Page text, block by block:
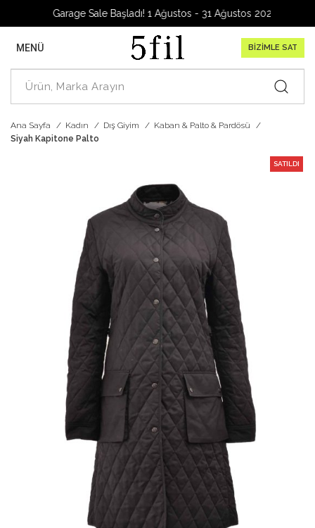
Garage Sale Başladı! 1 Ağustos - 31 Ağustos 2026
MENÜ BİZİMLE SAT
Ana Sayfa Kadın Dış Giyim
Kaban & Palto & Pardösü
Siyah Kapitone Palto
SATILDI